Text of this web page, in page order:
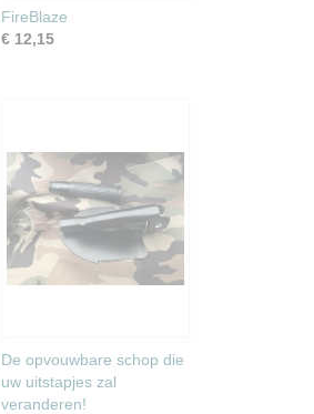
FireBlaze
€ 12,15
De opvouwbare schop die
uw uitstapjes zal
veranderen!